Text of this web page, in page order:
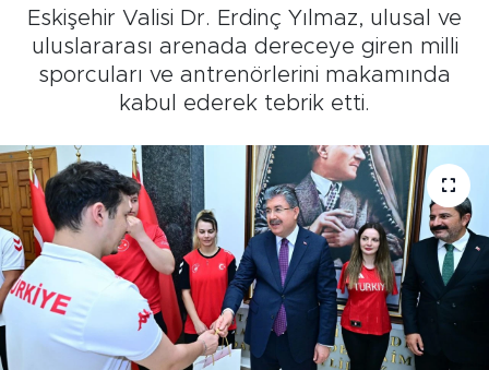
Eskişehir Valisi Dr. Erdinç Yılmaz, ulusal ve
uluslararası arenada dereceye giren milli
sporcuları ve antrenörlerini makamında
kabul ederek tebrik etti.